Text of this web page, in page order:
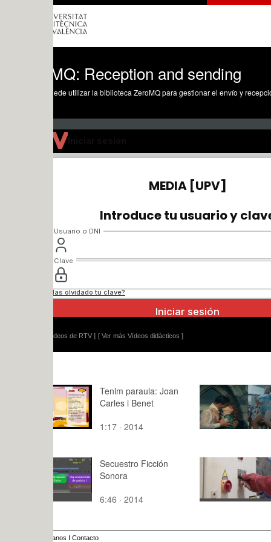
Reception and sending
[ Ver más Vídeos didácticos ]
Tenim paraula: Joan
Carles i Benet
1:17 · 2014
Found
Manuel
2:50 · 2021
Secuestro Ficción
Sonora
6:46 · 2014
MOLDS.
FINISHES.
9:06 · 2023